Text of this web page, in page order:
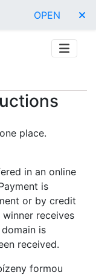
OPEN
place.
in an online
is
or by credit
receives
is
received.
formou